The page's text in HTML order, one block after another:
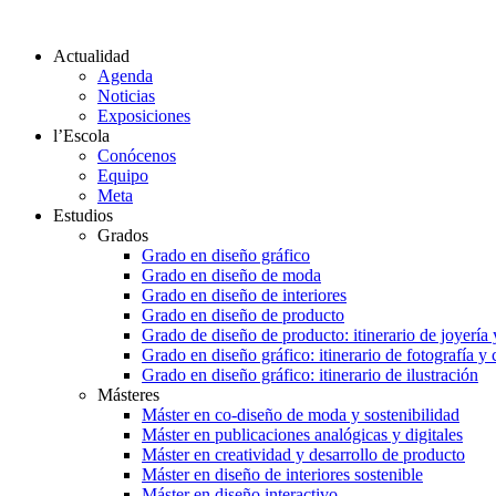
Actualidad
Agenda
Noticias
Exposiciones
l’Escola
Conócenos
Equipo
Meta
Estudios
Grados
Grado en diseño gráfico
Grado en diseño de moda
Grado en diseño de interiores
Grado en diseño de producto
Grado de diseño de producto: itinerario de joyería
Grado en diseño gráfico: itinerario de fotografía y
Grado en diseño gráfico: itinerario de ilustración
Másteres
Máster en co-diseño de moda y sostenibilidad
Máster en publicaciones analógicas y digitales
Máster en creatividad y desarrollo de producto
Máster en diseño de interiores sostenible